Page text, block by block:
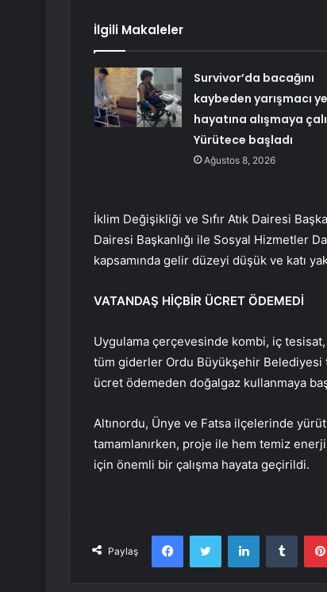
İlgili Makaleler
Survivor’da bacağını
kaybeden yarışmacı
hayatına alışmaya
Yürütece başladı
Ağustos 8, 2026
İklim Değişikliği ve Sıfır Atık Dairesi
Dairesi Başkanlığı ile Sosyal Hizmetler
kapsamında gelir düzeyi düşük ve katı
VATANDAŞ HİÇBİR ÜCRET ÖDEMEDİ
Uygulama çerçevesinde kombi, iç
tüm giderler Ordu Büyükşehir Belediyesi
ücret ödemeden doğalgaz kullanmaya
Altınordu, Ünye ve Fatsa ilçelerinde
tamamlanırken, proje ile hem temiz enerji
için önemli bir çalışma hayata geçirildi.
Paylaş
FacebookTwitter LinkedIn